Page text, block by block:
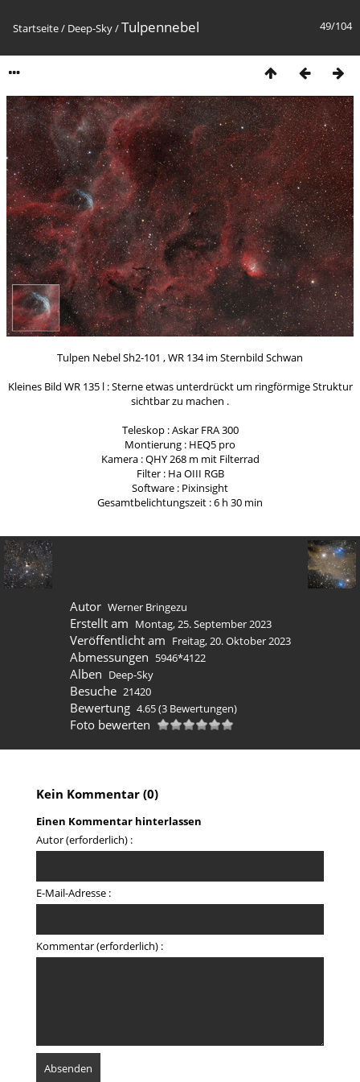
49/104
Startseite/ Deep-Sky/Tulpennebel
Tulpen Nebel Sh2-101 , WR 134 im Sternbild Schwan
Kleines Bild WR 135 l : Sterne etwas unterdrückt um ringförmige Struktur
sichtbar zu machen .
Teleskop : Askar FRA 300
Montierung : HEQ5 pro
Kamera : QHY 268 m mit Filterrad
Filter : Ha OIII RGB
Software : Pixinsight
Gesamtbelichtungszeit : 6 h 30 min
Autor Werner Bringezu
Erstellt am Montag, 25. September 2023
Veröffentlicht am Freitag, 20. Oktober 2023
Abmessungen 5946*4122
Alben Deep-Sky
Besuche 21420
Bewertung 4.65(3 Bewertungen)
Foto bewerten
Kein Kommentar (0)
Einen Kommentar hinterlassen
Autor (erforderlich) :
E-Mail-Adresse :
Kommentar (erforderlich) :